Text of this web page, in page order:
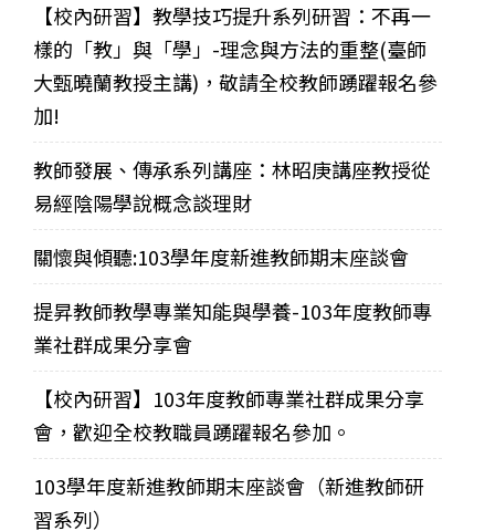
【校內研習】教學技巧提升系列研習：不再一
樣的「教」與「學」-理念與方法的重整(臺師
大甄曉蘭教授主講)，敬請全校教師踴躍報名參
加!
教師發展、傳承系列講座：林昭庚講座教授從
易經陰陽學說概念談理財
關懷與傾聽:103學年度新進教師期末座談會
提昇教師教學專業知能與學養-103年度教師專
業社群成果分享會
【校內研習】103年度教師專業社群成果分享
會，歡迎全校教職員踴躍報名參加。
103學年度新進教師期末座談會（新進教師研
習系列）